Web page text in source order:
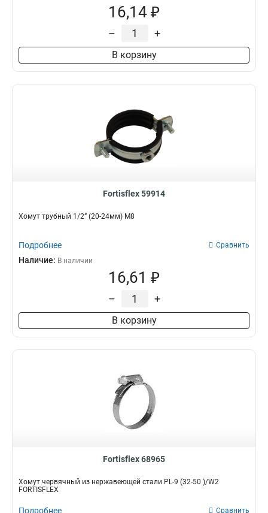
16,14 ₽
– +
В корзину
Fortisflex 59914
Хомут трубный 1/2” (20-24мм) М8
Подробнее Сравнить
Наличие: В наличии
16,61 ₽
– +
В корзину
Fortisflex 68965
Хомут червячный из нержавеющей стали PL-9 (32-50 )/W2
FORTISFLEX
Подробнее Сравнить